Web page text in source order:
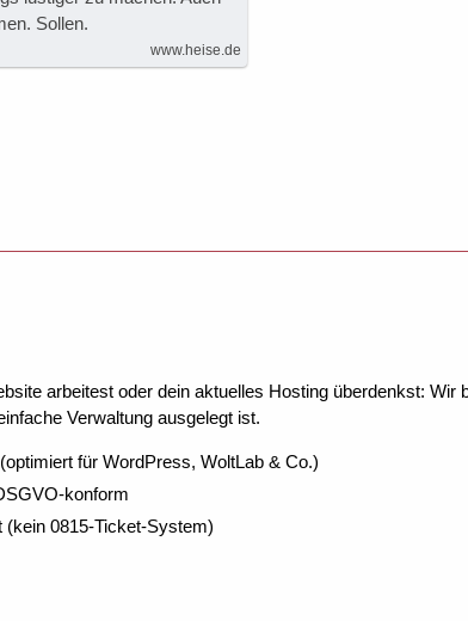
Sollen.
www.heise.de
arbeitest oder dein aktuelles Hosting überdenkst:
Verwaltung ausgelegt ist.
für WordPress, WoltLab & Co.)
konform
0815-Ticket-System)